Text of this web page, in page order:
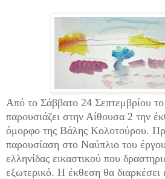
Από το Σάββατο 24 Σεπτεμβρίου
παρουσιάζει στην Αίθουσα 2 την
όμορφο της Βάλης Κολοτούρου.
παρουσίαση στο Ναύπλιο του
ελληνίδας εικαστικού που
εξωτερικό. Η έκθεση θα διαρκέσει